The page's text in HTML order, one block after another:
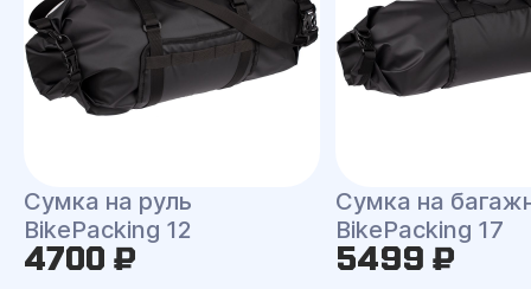
Сумка на руль
BikePaсking 12
4700 ₽
Сумка на
BikePacking 17
5499 ₽